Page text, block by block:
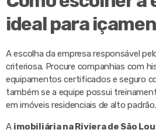
ideal para
A escolha da empresa responsável
criteriosa. Procure companhias com
equipamentos certificados e seguro
também se a equipe possui
em imóveis residenciais de alto padrão.
A imobiliária na Riviera de São